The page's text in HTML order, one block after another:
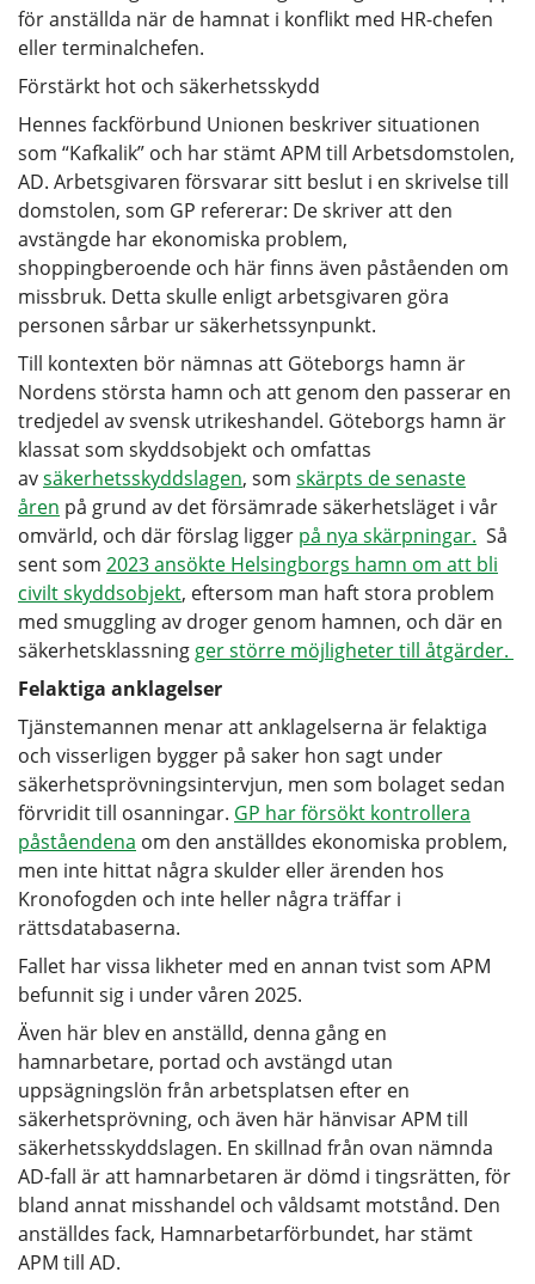
för anställda när de hamnat i konflikt med HR-chefen
eller terminalchefen.
Förstärkt hot och säkerhetsskydd
Hennes fackförbund Unionen beskriver situationen
som “Kafkalik” och har stämt APM till Arbetsdomstolen,
AD. Arbetsgivaren försvarar sitt beslut i en skrivelse till
domstolen, som GP refererar: De skriver att den
avstängde har ekonomiska problem,
shoppingberoende och här finns även påståenden om
missbruk. Detta skulle enligt arbetsgivaren göra
personen sårbar ur säkerhetssynpunkt.
Till kontexten bör nämnas att Göteborgs hamn är
Nordens största hamn och att genom den passerar en
tredjedel av svensk utrikeshandel. Göteborgs hamn är
klassat som skyddsobjekt och omfattas
avsäkerhetsskyddslagen, som skärpts de senaste
åren på grund av det försämrade säkerhetsläget i vår
omvärld, och där förslag ligger på nya skärpningar. Så
sent som 2023 ansökte Helsingborgs hamn om att bli
civilt skyddsobjekt, eftersom man haft stora problem
med smuggling av droger genom hamnen, och där en
säkerhetsklassning ger större möjligheter till åtgärder.
Felaktiga anklagelser
Tjänstemannen menar att anklagelserna är felaktiga
och visserligen bygger på saker hon sagt under
säkerhetsprövningsintervjun, men som bolaget sedan
förvridit till osanningar. GP har försökt kontrollera
påståendena om den anställdes ekonomiska problem,
men inte hittat några skulder eller ärenden hos
Kronofogden och inte heller några träffar i
rättsdatabaserna.
Fallet har vissa likheter med en annan tvist som APM
befunnit sig i under våren 2025.
Även här blev en anställd, denna gång en
hamnarbetare, portad och avstängd utan
uppsägningslön från arbetsplatsen efter en
säkerhetsprövning, och även här hänvisar APM till
säkerhetsskyddslagen. En skillnad från ovan nämnda
AD-fall är att hamnarbetaren är dömd i tingsrätten, för
bland annat misshandel och våldsamt motstånd. Den
anställdes fack, Hamnarbetarförbundet, har stämt
APM till AD.